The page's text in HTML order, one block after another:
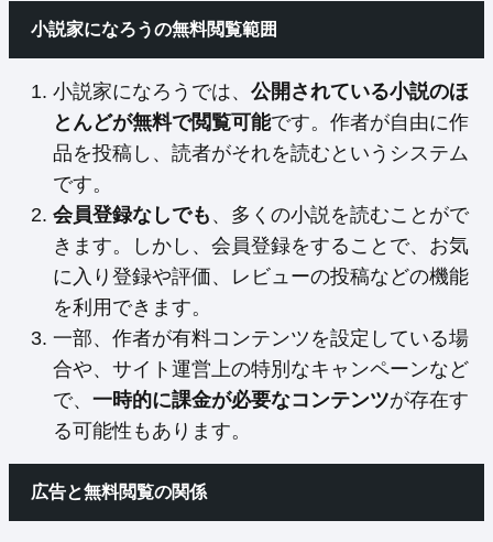
小説家になろうの無料閲覧範囲
小説家になろうでは、 公開されている小説のほ
とんどが無料で閲覧可能です。作者が自由に作
品を投稿し、読者がそれを読むというシステム
です。
会員登録なしでも 、多くの小説を読むことがで
きます。しかし、会員登録をすることで、お気
に入り登録や評価、レビューの投稿などの機能
を利用できます。
一部、作者が有料コンテンツを設定している場
合や、サイト運営上の特別なキャンペーンなど
で、 一時的に課金が必要なコンテンツが存在す
る可能性もあります。
広告と無料閲覧の関係